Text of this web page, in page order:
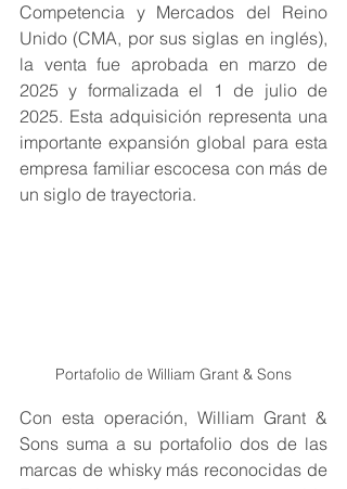
Competencia y Mercados del Reino
Unido (CMA, por sus siglas en inglés),
la venta fue aprobada en marzo de
2025 y formalizada el 1 de julio de
2025. Esta adquisición representa una
importante expansión global para esta
empresa familiar escocesa con más de
un siglo de trayectoria.
Portafolio de William Grant & Sons
Con esta operación, William Grant &
Sons suma a su portafolio dos de las
marcas de whisky más reconocidas de